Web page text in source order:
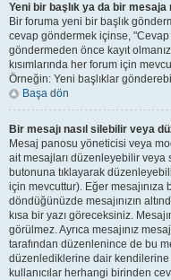
Yeni bir başlık ya da bir
Bir foruma yeni bir başlık
cevap göndermek içinse, "Cevap
göndermeden önce kayıt
kısımlarında her forum için
Örneğin: Yeni başlıklar
Başa dön
Bir mesajı nasıl silebilir veya
Mesaj panosu yöneticisi veya
ait mesajları düzenleyebilir
butonuna tıklayarak
için mevcuttur). Eğer
döndüğünüzde mesajınızın
kısa bir yazı göreceksiniz.
görülmez. Ayrıca mesajınız
tarafından düzenlenince de bu
düzenlediklerine dair kendilerine
kullanıcılar herhangi birinden